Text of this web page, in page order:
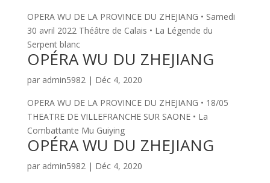
OPERA WU DE LA PROVINCE DU ZHEJIANG • Samedi
30 avril 2022 Théâtre de Calais • La Légende du
Serpent blanc
OPÉRA WU DU ZHEJIANG
par admin5982| Déc 4, 2020
OPERA WU DE LA PROVINCE DU ZHEJIANG • 18/05
THEATRE DE VILLEFRANCHE SUR SAONE • La
Combattante Mu Guiying
OPÉRA WU DU ZHEJIANG
par admin5982| Déc 4, 2020